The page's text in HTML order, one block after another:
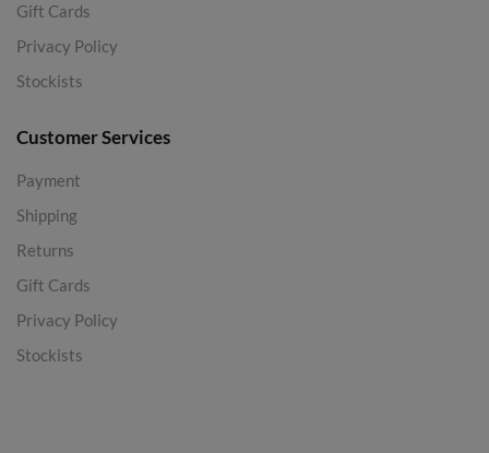
Gift Cards
Privacy Policy
Stockists
Customer Services
Payment
Shipping
Returns
Gift Cards
Privacy Policy
Stockists